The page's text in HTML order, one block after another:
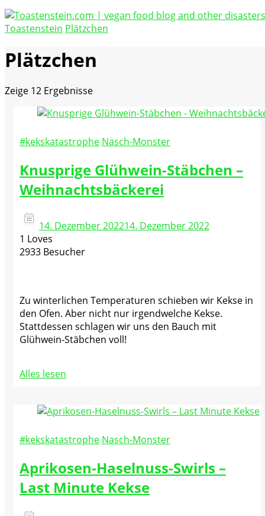
Toastenstein.com
Toastenstein Plätzchen
Plätzchen
Zeige 12 Ergebnisse
#kekskatastrophe Nasch-Monster
Knusprige Glühwein-Stäbchen –
Weihnachtsbäckerei
14. Dezember 202214. Dezember 2022
1 Loves
2933 Besucher
Zu winterlichen Temperaturen schieben wir Kekse in
den Ofen. Aber nicht nur irgendwelche Kekse.
Stattdessen schlagen wir uns den Bauch mit
Glühwein-Stäbchen voll!
Alles lesen
#kekskatastrophe Nasch-Monster
Aprikosen-Haselnuss-Swirls –
Last Minute Kekse